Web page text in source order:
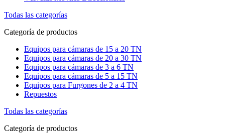
Todas las categorías
Categoría de productos
Equipos para cámaras de 15 a 20 TN
Equipos para cámaras de 20 a 30 TN
Equipos para cámaras de 3 a 6 TN
Equipos para cámaras de 5 a 15 TN
Equipos para Furgones de 2 a 4 TN
Repuestos
Todas las categorías
Categoría de productos